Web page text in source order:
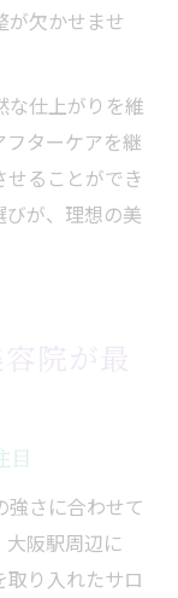
が欠かせませ
な仕上がりを維
ターケアを継
ることができ
びが、理想の美
院が最
目
強さに合わせて
阪駅周辺に
り入れたサロ